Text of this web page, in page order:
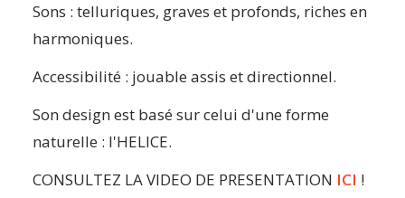
Sons : telluriques, graves et profonds, riches en
harmoniques.
Accessibilité : jouable assis et directionnel.
Son design est basé sur celui d'une forme
naturelle : l'HELICE.
CONSULTEZ LA VIDEO DE PRESENTATION ICI !